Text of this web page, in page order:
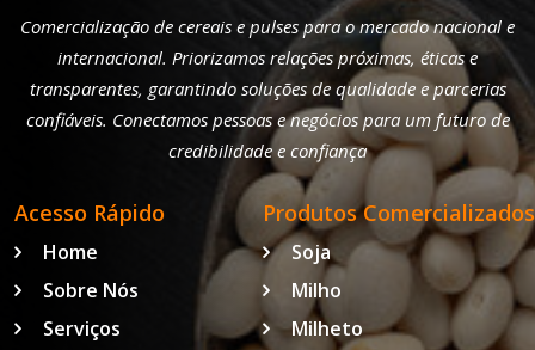
Comercialização de cereais e pulses para o mercado nacional e
internacional. Priorizamos relações próximas, éticas e
transparentes, garantindo soluções de qualidade e parcerias
confiáveis. Conectamos pessoas e negócios para um futuro de
credibilidade e confiança
Acesso Rápido
Home
Sobre Nós
Serviços
Produtos Comercializados
Soja
Milho
Milheto